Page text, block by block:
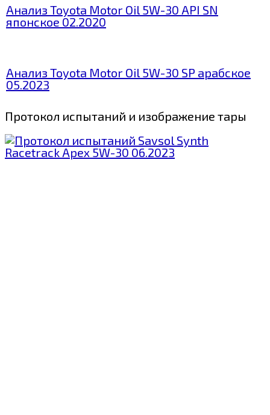
Анализ Toyota Motor Oil 5W-30 API SN
японское 02.2020
Анализ Toyota Motor Oil 5W-30 SP арабское
05.2023
Протокол испытаний и изображение тары